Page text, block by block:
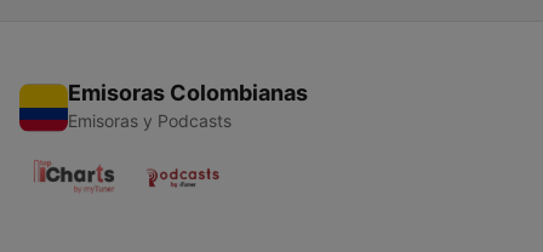
Emisoras Colombianas
Emisoras y Podcasts